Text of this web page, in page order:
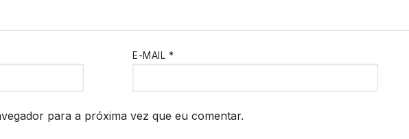
E-MAIL *
para a próxima vez que eu comentar.